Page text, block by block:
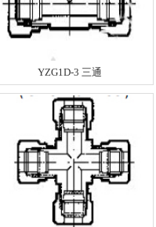
YZG1D-3 三通